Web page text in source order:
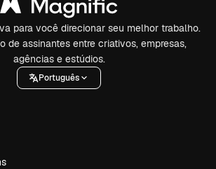
para você direcionar seu melhor trabalho.
de assinantes entre criativos, empresas,
agências e estúdios.
Português